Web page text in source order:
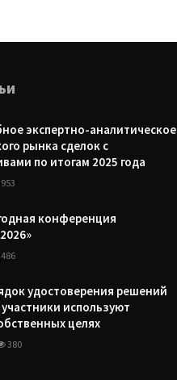
экспертно-аналитическое
рынка сделок с
по итогам 2025 года
953
конференция
486
удостоверения решений
используют
целях
380